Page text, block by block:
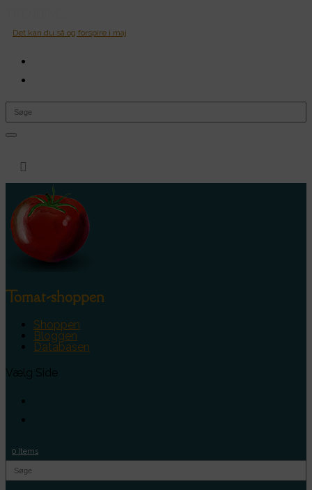
Det kan du så og forspire i maj

Tomat-shoppen
Shoppen
Bloggen
Databasen
Vælg Side
0 Items